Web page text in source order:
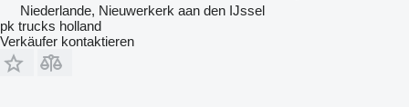
Niederlande, Nieuwerkerk aan den IJssel
pk trucks holland
Verkäufer kontaktieren